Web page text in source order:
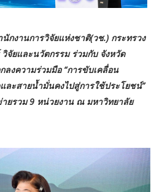
กงานการวิจัยแห่งชาติ(วช.) กระทรวง
จัยและนวัตกรรม ร่วมกับ จังหวัด
งความร่วมมือ “การขับเคลื่อน
ละสายน้ำมั่นคงไปสู่การใช้ประโยชน์”
ยรวม 9 หน่วยงาน ณ มหาวิทยาลัย